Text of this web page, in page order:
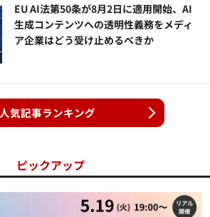
EU AI法第50条が8月2日に適用開始、AI
生成コンテンツへの透明性義務をメディ
ア企業はどう受け止めるべきか
人気記事ランキング
ピックアップ